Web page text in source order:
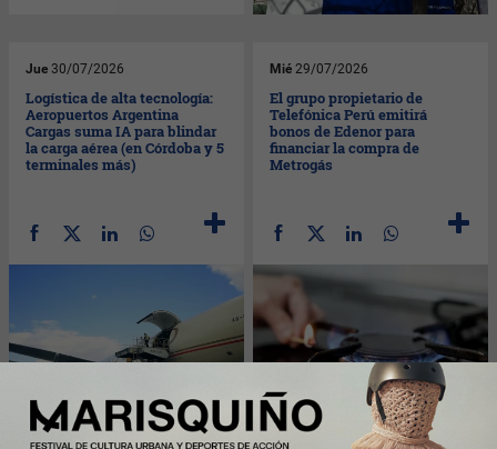
Jue 30/07/2026
Logística de alta tecnología:
Aeropuertos Argentina
Cargas suma IA para blindar
la carga aérea (en Córdoba y 5
terminales más)
Mié 29/07/2026
El grupo propietario de
Telefónica Perú emitirá
bonos de Edenor para
financiar la compra de
Metrogás